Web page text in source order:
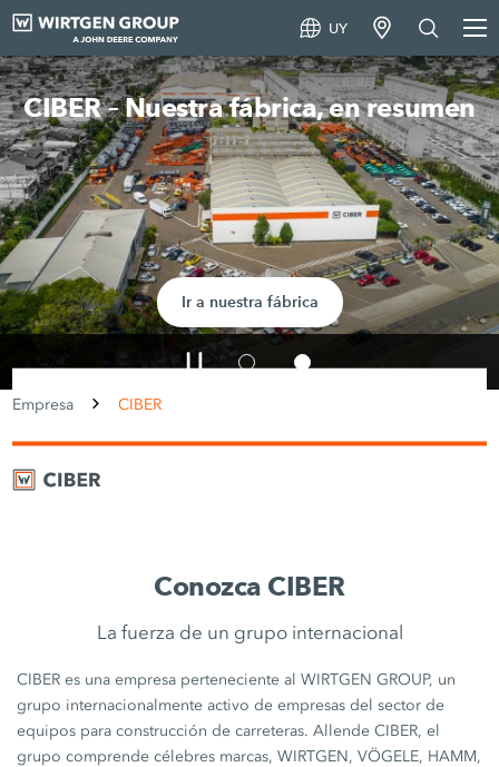
UY
CIBER – Nuestra fábrica, en resumen
Ir a nuestra fábrica
Empresa CIBER
Conozca CIBER
La fuerza de un grupo internacional
CIBER es una empresa perteneciente al WIRTGEN GROUP, un
grupo internacionalmente activo de empresas del sector de
equipos para construcción de carreteras. Allende CIBER, el
grupo comprende célebres marcas, WIRTGEN, VÖGELE, HAMM,